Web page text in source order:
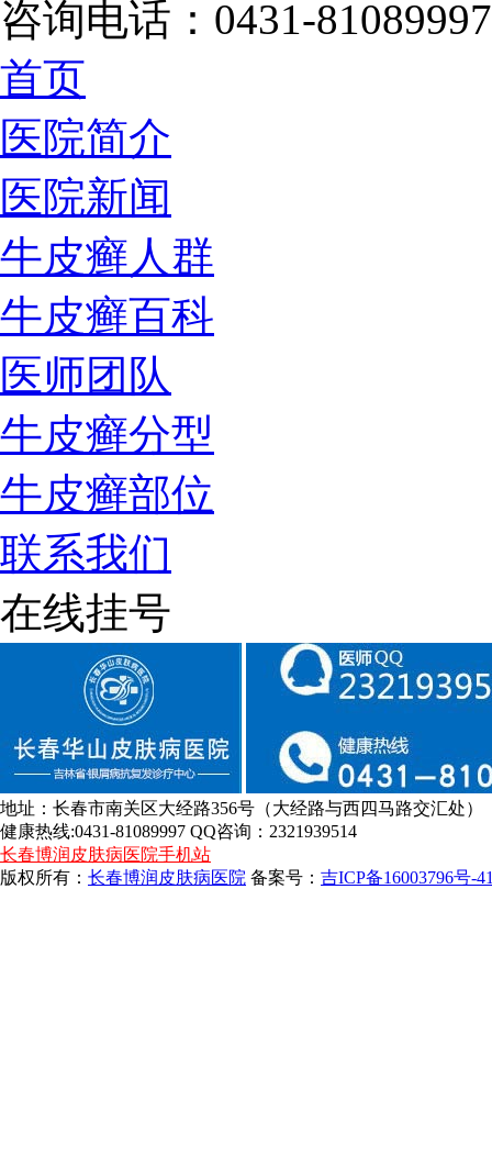
咨询电话：0431-81089997
首页
医院简介
医院新闻
牛皮癣人群
牛皮癣百科
医师团队
牛皮癣分型
牛皮癣部位
联系我们
在线挂号
地址：长春市南关区大经路356号（大经路与西四马路交汇处）
健康热线:0431-81089997 QQ咨询：2321939514
长春博润皮肤病医院手机站
版权所有： 长春博润皮肤病医院 备案号： 吉ICP备16003796号-